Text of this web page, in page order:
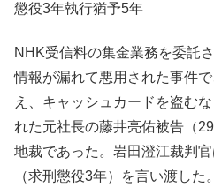
懲役3年執行猶予5年
NHK受信料の集金業務を委託
情報が漏れて悪用された事件
え、キャッシュカードを盗む
れた元社長の藤井亮佑被告（
地裁であった。岩田澄江裁判
（求刑懲役3年）を言い渡した。